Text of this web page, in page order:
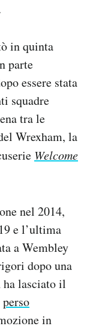
in quinta
parte
essere stata
squadre
tra le
Wrexham, la
Welcome
nel 2014,
e l’ultima
a Wembley
dopo una
lasciato il
perso
in